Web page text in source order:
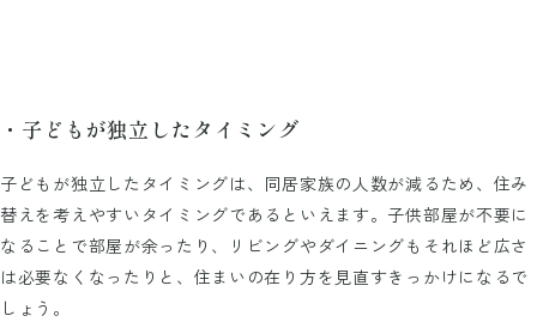
・子どもが独立したタイミング
子どもが独立したタイミングは、同居家族の人数が減るため、住み
替えを考えやすいタイミングであるといえます。子供部屋が不要に
なることで部屋が余ったり、リビングやダイニングもそれほど広さ
は必要なくなったりと、住まいの在り方を見直すきっかけになるで
しょう。